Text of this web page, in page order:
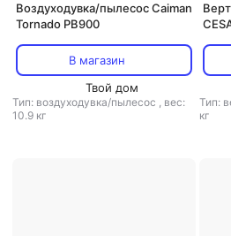
Воздуходувка/пылесос Caiman
Tornado PB900
В магазин
Твой дом
Тип: воздуходувка/пылесос , вес:
10.9 кг
Тип:
кг